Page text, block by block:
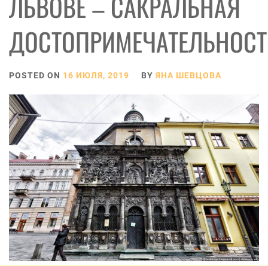
POSTED ON 16 ИЮЛЯ, 2019 BY ЯНА ШЕВЦОВА